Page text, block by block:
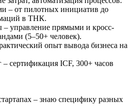
– от пилотных инициатив до
в ТНК.
– управление прямыми и кросс-
(5–50+ человек).
опыт вывода бизнеса на
сертификация ICF, 300+ часов
– знаю специфику разных